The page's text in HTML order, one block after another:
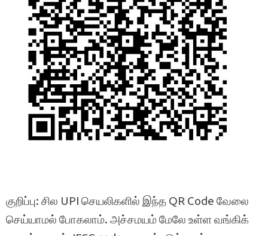
குறிப்பு: சில UPI செயலிகளில் இந்த QR Code வேலை
செய்யாமல் போகலாம். அச்சமயம் மேலே உள்ள வங்கிக்